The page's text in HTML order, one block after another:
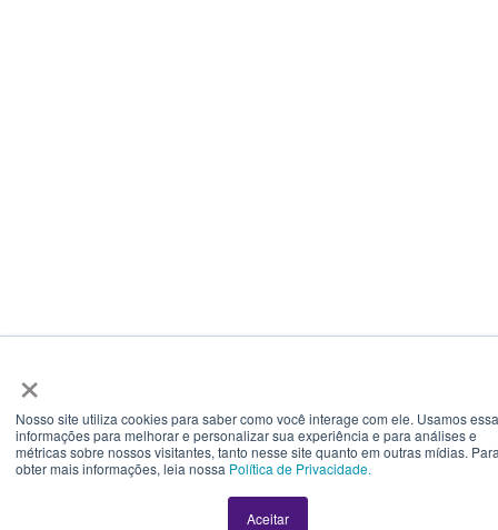
×
Nosso site utiliza cookies para saber como você interage com ele. Usamos
informações para melhorar e personalizar sua experiência e para análises e
métricas sobre nossos visitantes, tanto nesse site quanto em outras mídias.
obter mais informações, leia nossa Política de Privacidade.
Aceitar